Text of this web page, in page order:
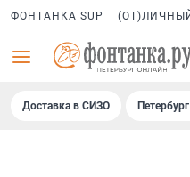
ФОНТАНКА SUP
Доставка в СИЗО